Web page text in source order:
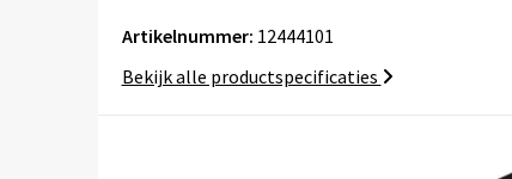
Artikelnummer: 12444101
Bekijk alle productspecificaties